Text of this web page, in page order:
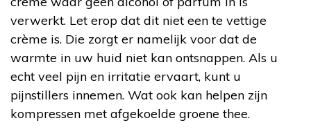
verwerkt. Let erop dat dit niet een te vettige
crème is. Die zorgt er namelijk voor dat de
warmte in uw huid niet kan ontsnappen. Als u
echt veel pijn en irritatie ervaart, kunt u
pijnstillers innemen. Wat ook kan helpen zijn
kompressen met afgekoelde groene thee.